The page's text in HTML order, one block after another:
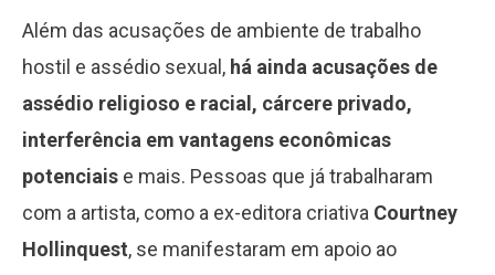
Além das acusações de ambiente de trabalho
hostil e assédio sexual, há ainda acusações de
assédio religioso e racial, cárcere privado,
interferência em vantagens econômicas
potenciais e mais. Pessoas que já trabalharam
com a artista, como a ex-editora criativa Courtney
Hollinquest, se manifestaram em apoio ao